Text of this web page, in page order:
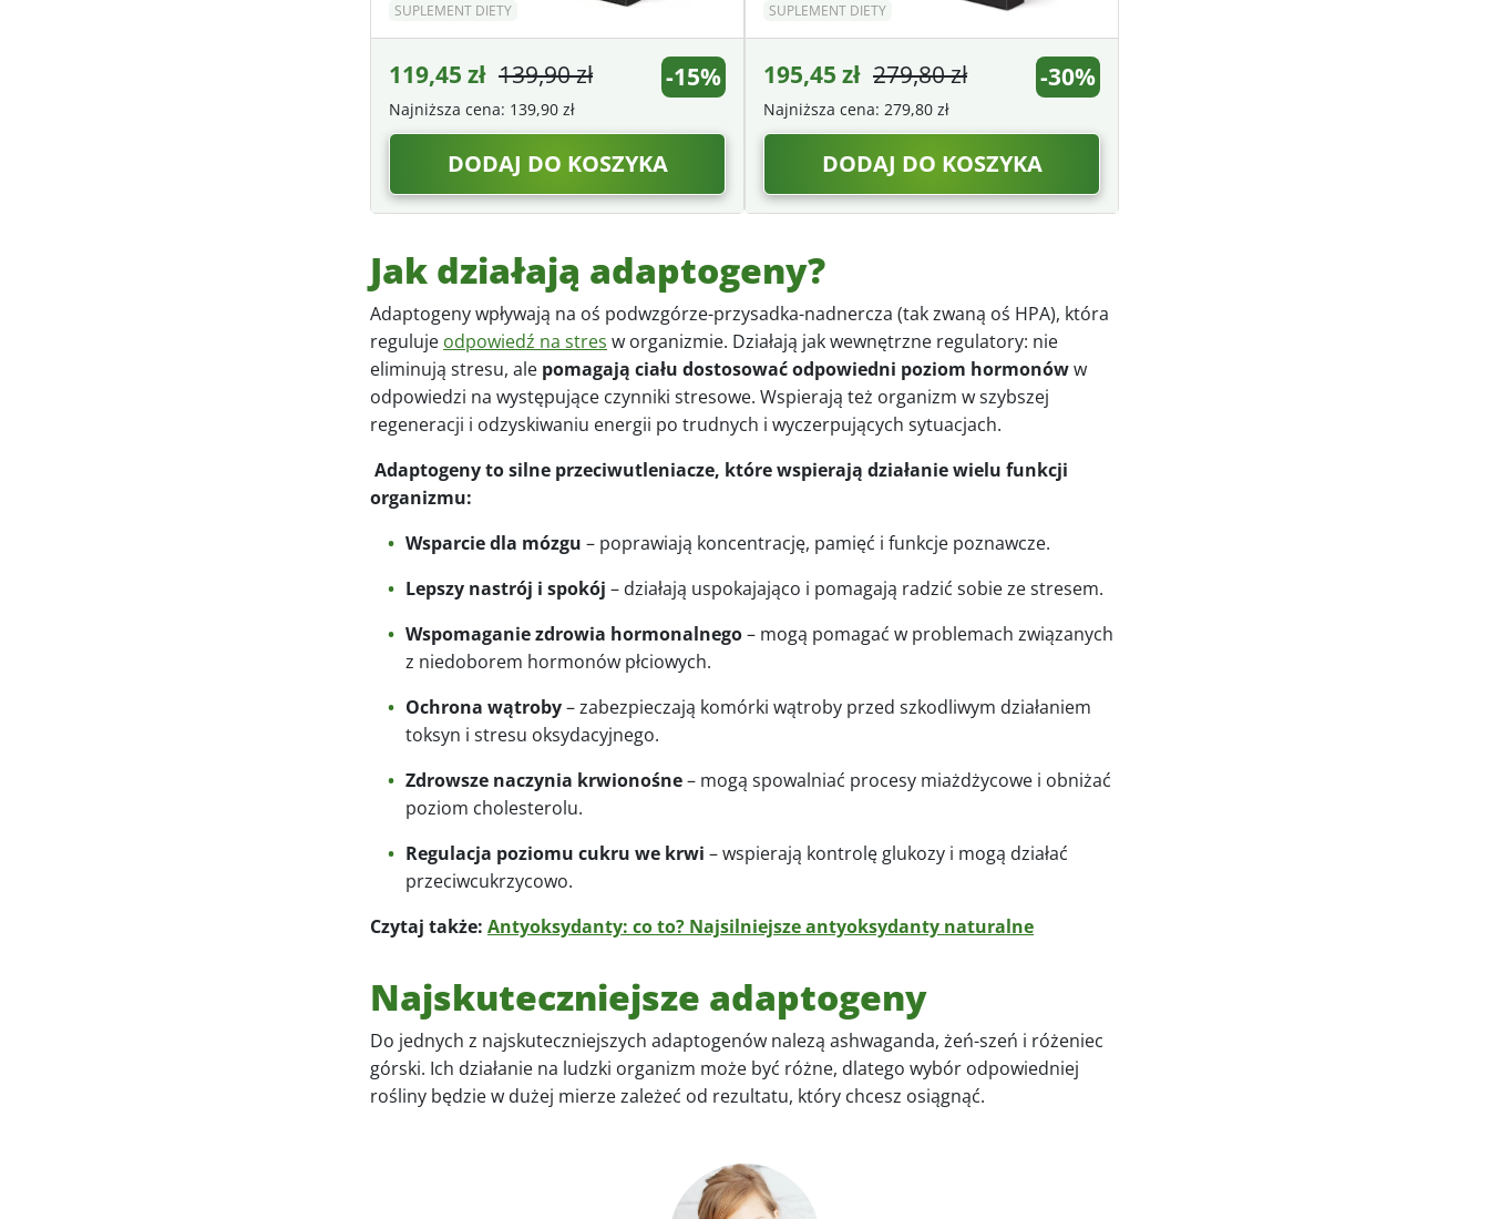
SUPLEMENT DIETY
119,45 zł 139,90zł -15%
Najniższa cena: 139,90 zł
DODAJ DO KOSZYKA
SUPLEMENT DIETY
195,45 zł 279,80zł -30%
Najniższa cena: 279,80 zł
DODAJ DO KOSZYKA
Jak działają adaptogeny?
Adaptogeny wpływają na oś podwzgórze-przysadka-nadnercza (tak zwaną oś HPA), która
reguluje odpowiedź na stres w organizmie. Działają jak wewnętrzne regulatory: nie
eliminują stresu, ale pomagają ciału dostosować odpowiedni poziom hormonóww
odpowiedzi na występujące czynniki stresowe. Wspierają też organizm w szybszej
regeneracji i odzyskiwaniu energii po trudnych i wyczerpujących sytuacjach.
Adaptogenyto silne przeciwutleniacze, które wspierają działanie wielu funkcji
organizmu:
Wsparcie dla mózgu – poprawiają koncentrację, pamięć i funkcje poznawcze.
Lepszy nastrój i spokój – działają uspokajająco i pomagają radzić sobie ze stresem.
Wspomaganie zdrowia hormonalnego– mogą pomagać w problemach związanych
z niedoborem hormonów płciowych.
Ochrona wątroby– zabezpieczają komórki wątroby przed szkodliwym działaniem
toksyn i stresu oksydacyjnego.
Zdrowsze naczynia krwionośne– mogą spowalniać procesy miażdżycowe i obniżać
poziom cholesterolu.
Regulacja poziomu cukru we krwi – wspierają kontrolę glukozy i mogą działać
przeciwcukrzycowo.
Czytaj także: Antyoksydanty: co to? Najsilniejsze antyoksydanty naturalne
Najskuteczniejsze adaptogeny
Do jednych z najskuteczniejszych adaptogenów nalezą ashwaganda, żeń-szeń i różeniec
górski. Ich działanie na ludzki organizm może być różne, dlatego wybór odpowiedniej
rośliny będzie w dużej mierze zależeć od rezultatu, który chcesz osiągnąć.